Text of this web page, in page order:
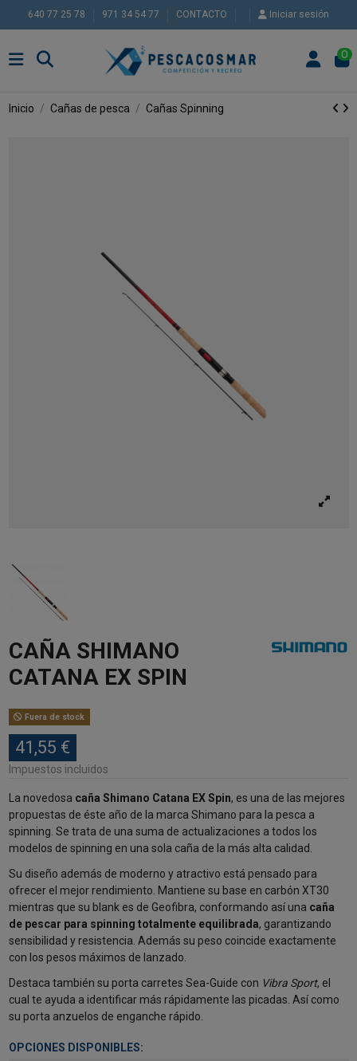
640 77 25 78 971 34 54 77 CONTACTO Iniciar sesión
0
Inicio Cañas de pesca Cañas Spinning
CAÑA SHIMANO
CATANA EX SPIN
Fuera de stock
41,55 €
Impuestos incluidos
La novedosa caña Shimano Catana EX Spin, es una de las mejores
propuestas de éste año de la marca Shimano para la pesca a
spinning. Se trata de una suma de actualizaciones a todos los
modelos de spinning en una sola caña de la más alta calidad.
Su diseño además de moderno y atractivo está pensado para
ofrecer el mejor rendimiento. Mantiene su base en carbón XT30
mientras que su blank es de Geofibra, conformando así una caña
de pescar para spinning totalmente equilibrada, garantizando
sensibilidad y resistencia. Además su peso coincide exactamente
con los pesos máximos de lanzado.
Destaca también su porta carretes Sea-Guide con Vibra Sport, el
cual te ayuda a identificar más rápidamente las picadas. Así como
su porta anzuelos de enganche rápido.
OPCIONES DISPONIBLES: